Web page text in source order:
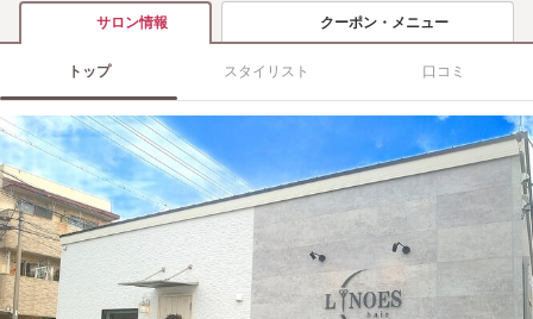
サロン情報 クーポン・メニュー
トップ スタイリスト 口コミ